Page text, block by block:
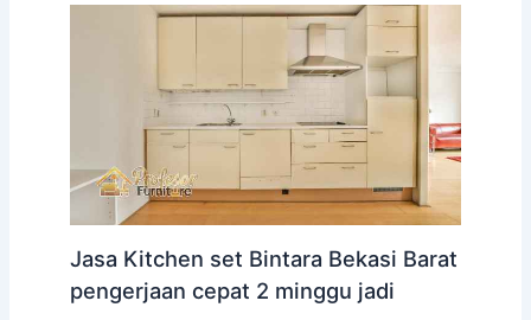
Jasa Kitchen set Bintara Bekasi Barat
pengerjaan cepat 2 minggu jadi